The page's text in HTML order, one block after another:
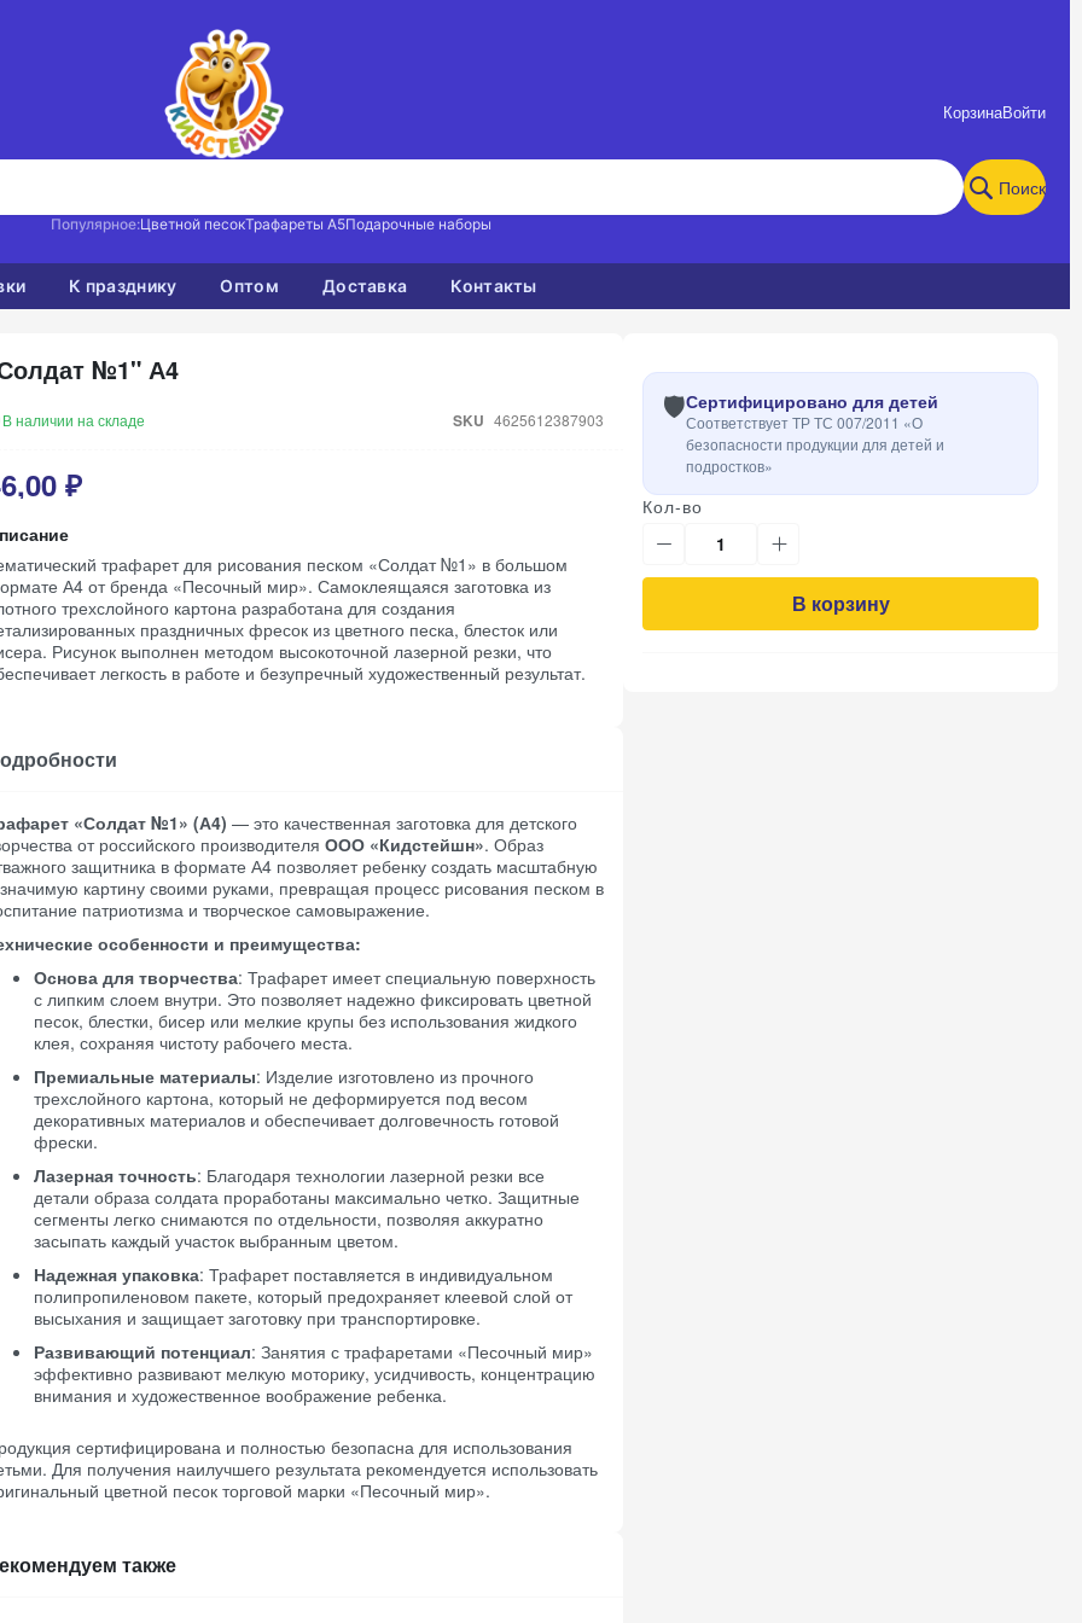
Популярное:Цветной песокТрафареты А5Подарочные наборы
Поиск
КорзинаВойти
К празднику Оптом Доставка Контакты
№1" А4
В наличии на складе SKU 4625612387903
₽
трафарет для рисования песком «Солдат №1» в большом
А4 от бренда «Песочный мир». Самоклеящаяся заготовка из
трехслойного картона разработана для создания
праздничных фресок из цветного песка, блесток или
Рисунок выполнен методом высокоточной лазерной резки, что
легкость в работе и безупречный художественный результат.
«Солдат №1» (А4) — это качественная заготовка для детского
от российского производителя ООО «Кидстейшн». Образ
защитника в формате А4 позволяет ребенку создать масштабную
картину своими руками, превращая процесс рисования песком в
патриотизма и творческое самовыражение.
особенности и преимущества:
Основа для творчества: Трафарет имеет специальную поверхность
с липким слоем внутри. Это позволяет надежно фиксировать цветной
песок, блестки, бисер или мелкие крупы без использования жидкого
клея, сохраняя чистоту рабочего места.
Премиальные материалы: Изделие изготовлено из прочного
трехслойного картона, который не деформируется под весом
декоративных материалов и обеспечивает долговечность готовой
фрески.
Лазерная точность: Благодаря технологии лазерной резки все
детали образа солдата проработаны максимально четко. Защитные
сегменты легко снимаются по отдельности, позволяя аккуратно
засыпать каждый участок выбранным цветом.
Надежная упаковка: Трафарет поставляется в индивидуальном
полипропиленовом пакете, который предохраняет клеевой слой от
высыхания и защищает заготовку при транспортировке.
Развивающий потенциал: Занятия с трафаретами «Песочный мир»
эффективно развивают мелкую моторику, усидчивость, концентрацию
внимания и художественное воображение ребенка.
сертифицирована и полностью безопасна для использования
Для получения наилучшего результата рекомендуется использовать
цветной песок торговой марки «Песочный мир».
также
🛡️Сертифицировано для детей
Соответствует ТР ТС 007/2011 «О
безопасности продукции для детей и
подростков»
Кол-во
В корзину